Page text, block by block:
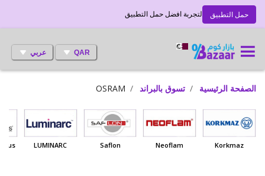
حمل التطبيق لتجربة افضل حمل التطبيق
QAR عربي
الصفحة الرئيسية تسوق بالبراند OSRAM
Korkmaz
Neoflam
Saflon
LUMINARC